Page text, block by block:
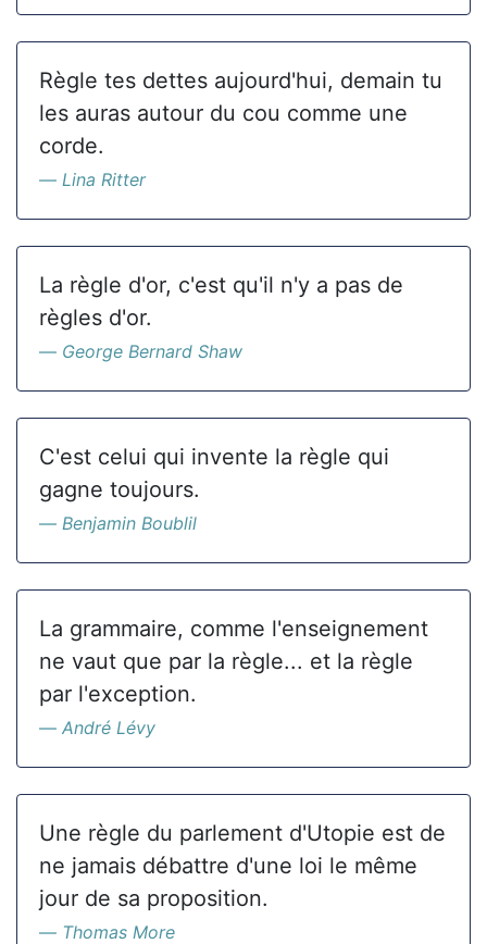
Règle tes dettes aujourd'hui, demain tu
les auras autour du cou comme une
corde.
Lina Ritter
La règle d'or, c'est qu'il n'y a pas de
règles d'or.
George Bernard Shaw
C'est celui qui invente la règle qui
gagne toujours.
Benjamin Boublil
La grammaire, comme l'enseignement
ne vaut que par la règle... et la règle
par l'exception.
André Lévy
Une règle du parlement d'Utopie est de
ne jamais débattre d'une loi le même
jour de sa proposition.
Thomas More